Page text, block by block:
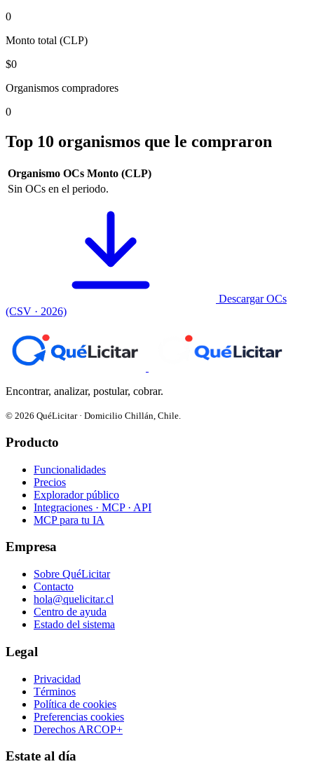
0
Monto total (CLP)
$0
Organismos compradores
0
Top 10 organismos que le compraron
Organismo OCs Monto (CLP)
Sin OCs en el periodo.
Descargar OCs
(CSV · 2026)
Encontrar, analizar, postular, cobrar.
© 2026 QuéLicitar · Domicilio Chillán, Chile.
Producto
Funcionalidades
Precios
Explorador público
Integraciones · MCP · API
MCP para tu IA
Empresa
Sobre QuéLicitar
Contacto
hola@quelicitar.cl
Centro de ayuda
Estado del sistema
Legal
Privacidad
Términos
Política de cookies
Preferencias cookies
Derechos ARCOP+
Estate al día